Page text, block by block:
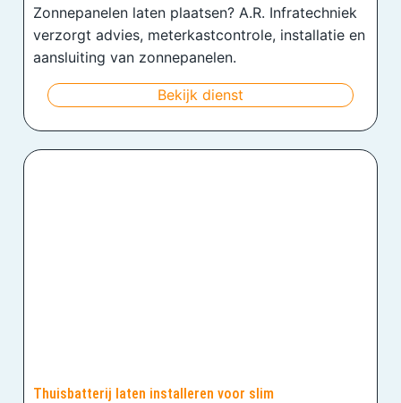
Zonnepanelen laten plaatsen? A.R. Infratechniek
verzorgt advies, meterkastcontrole, installatie en
aansluiting van zonnepanelen.
Bekijk dienst
Thuisbatterij laten installeren voor slim